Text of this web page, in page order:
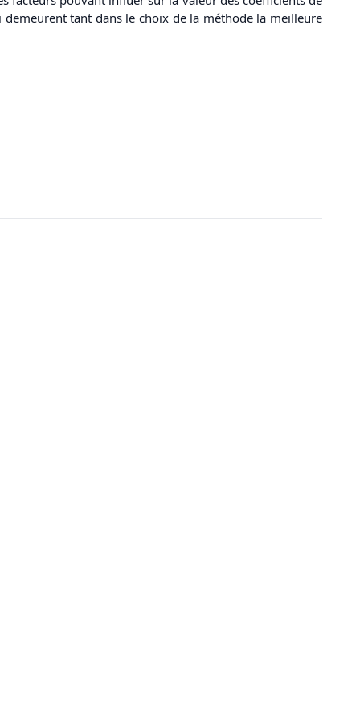
tant dans le choix de la méthode la meilleure